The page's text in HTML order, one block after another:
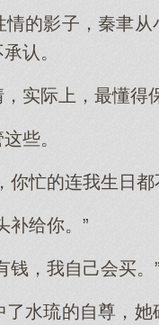
的影子，秦聿
认。
实际上，最懂得
些。
你忙的连我生日
补给你。”
钱，我自己会买。”
水琉的自尊，